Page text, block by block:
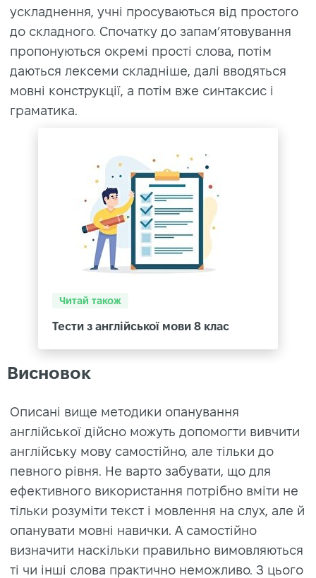
ускладнення, учні просуваються від простого
до складного. Спочатку до запам’ятовування
пропонуються окремі прості слова, потім
даються лексеми складніше, далі вводяться
мовні конструкції, а потім вже синтаксис і
граматика.
Читай також
Тести з англійської мови 8 клас
Висновок
Описані вище методики опанування
англійської дійсно можуть допомогти вивчити
англійську мову самостійно, але тільки до
певного рівня. Не варто забувати, що для
ефективного використання потрібно вміти не
тільки розуміти текст і мовлення на слух, але й
опанувати мовні навички. А самостійно
визначити наскільки правильно вимовляються
ті чи інші слова практично неможливо. З цього